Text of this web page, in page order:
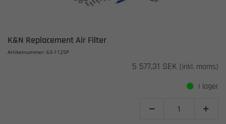
K&N Replacement Air Filter
Artikelnummer: 63-1125P
5 577,31 SEK (inkl. moms)
I lager
 